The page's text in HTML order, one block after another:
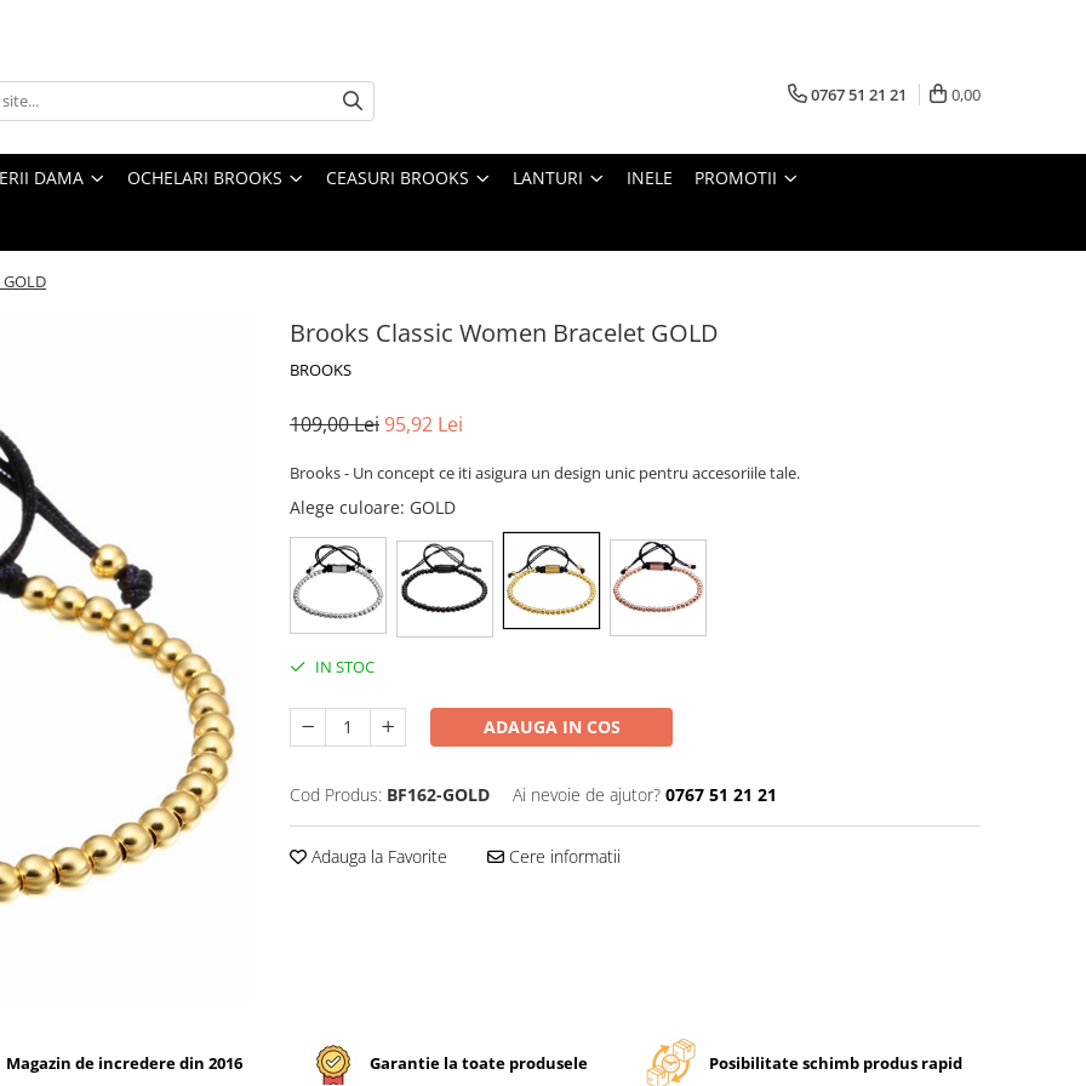
0767 51 21 21 0,00
DAMA OCHELARI BROOKS CEASURI BROOKS LANTURI INELE PROMOTII
Brooks Classic Women Bracelet GOLD
BROOKS
109,00 Lei95,92 Lei
Brooks - Un concept ce iti asigura un design unic pentru accesoriile tale.
Alege culoare: GOLD
IN STOC
ADAUGA IN COS
Cod Produs: BF162-GOLD Ai nevoie de ajutor? 0767 51 21 21
Adauga la Favorite Cere informatii
Magazin de incredere din 2016 Garantie la toate produsele Posibilitate schimb produs rapid